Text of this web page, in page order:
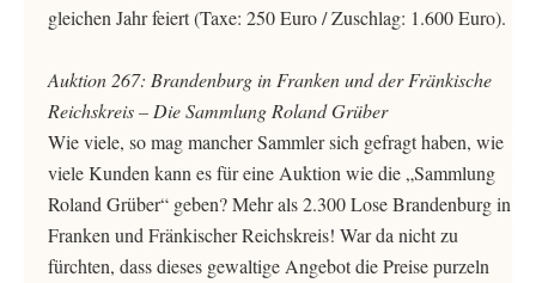
gleichen Jahr feiert (Taxe: 250 Euro / Zuschlag: 1.600 Euro).
Auktion 267: Brandenburg in Franken und der Fränkische
Reichskreis – Die Sammlung Roland Grüber
Wie viele, so mag mancher Sammler sich gefragt haben, wie
viele Kunden kann es für eine Auktion wie die „Sammlung
Roland Grüber“ geben? Mehr als 2.300 Lose Brandenburg in
Franken und Fränkischer Reichskreis! War da nicht zu
fürchten, dass dieses gewaltige Angebot die Preise purzeln